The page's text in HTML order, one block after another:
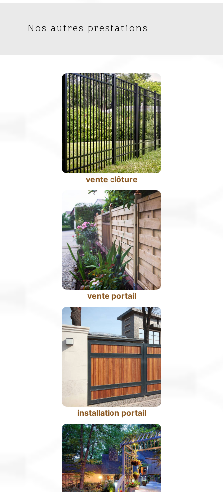
Nos autres prestations
vente clôture
vente portail
installation portail